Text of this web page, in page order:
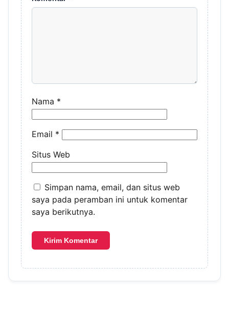
Nama *
Email *
Situs Web
Simpan nama, email, dan situs web
saya pada peramban ini untuk komentar
saya berikutnya.